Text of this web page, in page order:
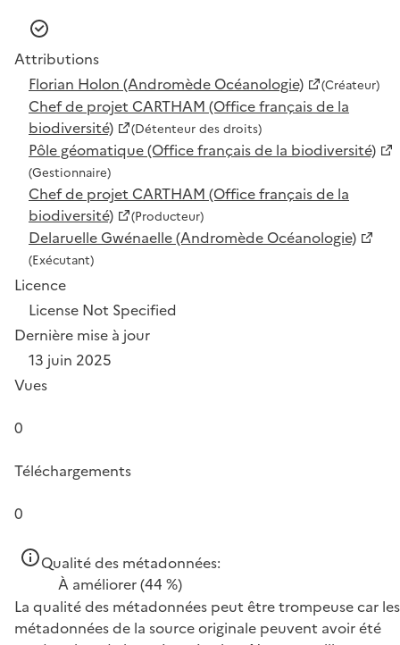
Attributions
Florian Holon (Andromède Océanologie)
(Créateur)
Chef de projet CARTHAM (Office français de la
biodiversité)
(Détenteur des droits)
Pôle géomatique (Office français de la biodiversité)
(Gestionnaire)
Chef de projet CARTHAM (Office français de la
biodiversité)
(Producteur)
Delaruelle Gwénaelle (Andromède Océanologie)
(Exécutant)
Licence
License Not Specified
Dernière mise à jour
13 juin 2025
Vues
0
Téléchargements
0
Qualité des métadonnées:
À améliorer(44 %)
La qualité des métadonnées peut être trompeuse car les
métadonnées de la source originale peuvent avoir été